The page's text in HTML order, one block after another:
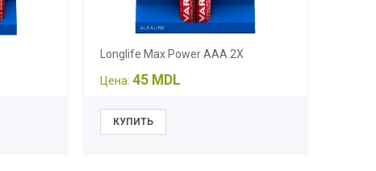
Longlife Max Power AAA 2X
Цена: 45 MDL